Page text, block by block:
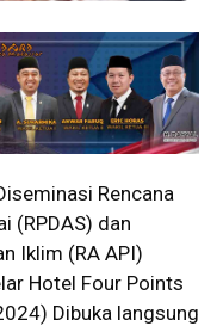
Rencana
(RPDAS) dan
Iklim (RA API)
Hotel Four Points
Dibuka langsung